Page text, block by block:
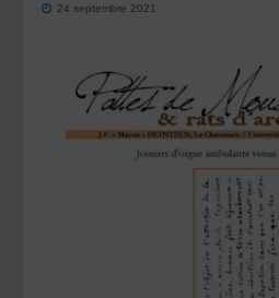
24 septembre 2021